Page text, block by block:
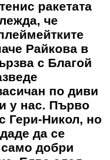
ракетата
че
Райкова в
с Благой
по диви
у нас. Първо
Гери-Никол, но
да се
само добри